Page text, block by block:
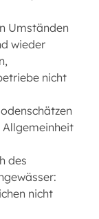
Umständen
wieder
nicht
Allgemeinheit
des
nicht